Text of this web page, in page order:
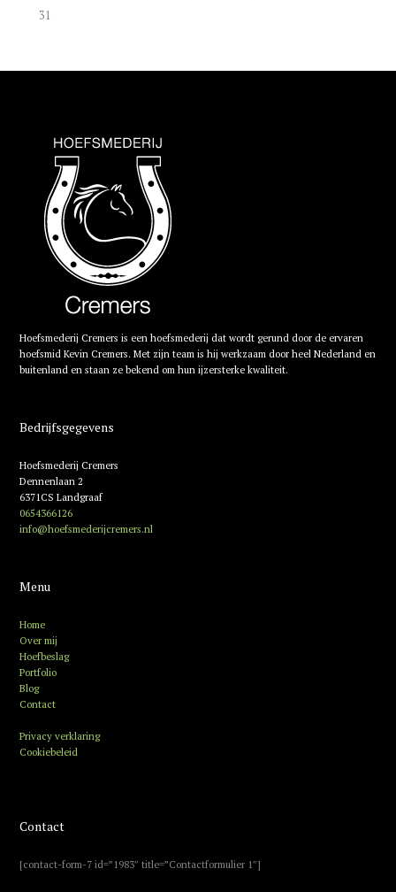
31
Hoefsmederij Cremers is een hoefsmederij dat wordt gerund door de ervaren
hoefsmid Kevin Cremers. Met zijn team is hij werkzaam door heel Nederland en
buitenland en staan ze bekend om hun ijzersterke kwaliteit.
Bedrijfsgegevens
Hoefsmederij Cremers
Dennenlaan 2
6371CS Landgraaf
0654366126
info@hoefsmederijcremers.nl
Menu
Home
Over mij
Hoefbeslag
Portfolio
Blog
Contact
Privacy verklaring
Cookiebeleid
Contact
[contact-form-7 id=”1983″ title=”Contactformulier 1″]